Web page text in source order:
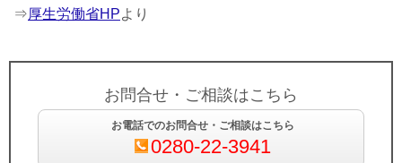
⇒厚生労働省HPより
お問合せ・ご相談はこちら
お電話でのお問合せ・ご相談はこちら
0280-22-3941